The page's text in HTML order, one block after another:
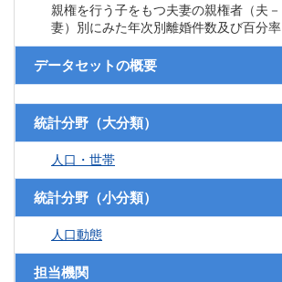
親権を行う子をもつ夫妻の親権者（夫－
妻）別にみた年次別離婚件数及び百分率
データセットの概要
統計分野（大分類）
人口・世帯
統計分野（小分類）
人口動態
担当機関